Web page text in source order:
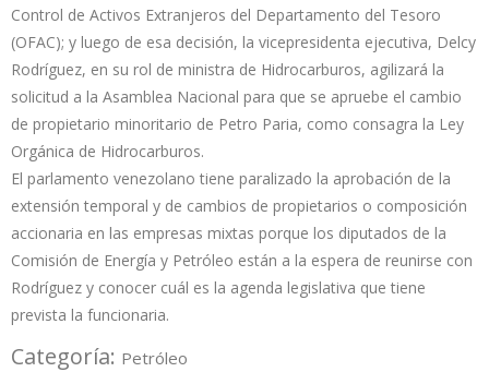
Control de Activos Extranjeros del Departamento del Tesoro
(OFAC); y luego de esa decisión, la vicepresidenta ejecutiva, Delcy
Rodríguez, en su rol de ministra de Hidrocarburos, agilizará la
solicitud a la Asamblea Nacional para que se apruebe el cambio
de propietario minoritario de Petro Paria, como consagra la Ley
Orgánica de Hidrocarburos.
El parlamento venezolano tiene paralizado la aprobación de la
extensión temporal y de cambios de propietarios o composición
accionaria en las empresas mixtas porque los diputados de la
Comisión de Energía y Petróleo están a la espera de reunirse con
Rodríguez y conocer cuál es la agenda legislativa que tiene
prevista la funcionaria.
Categoría: Petróleo